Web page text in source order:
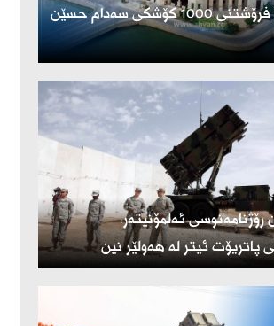
عێراق پلان بۆ فرۆشتنی 1000 کۆشکی سەدام حسێن
رۆژنامەنوسی ئەلمۆنیتەر:
ئیتر لە هەولێر نین